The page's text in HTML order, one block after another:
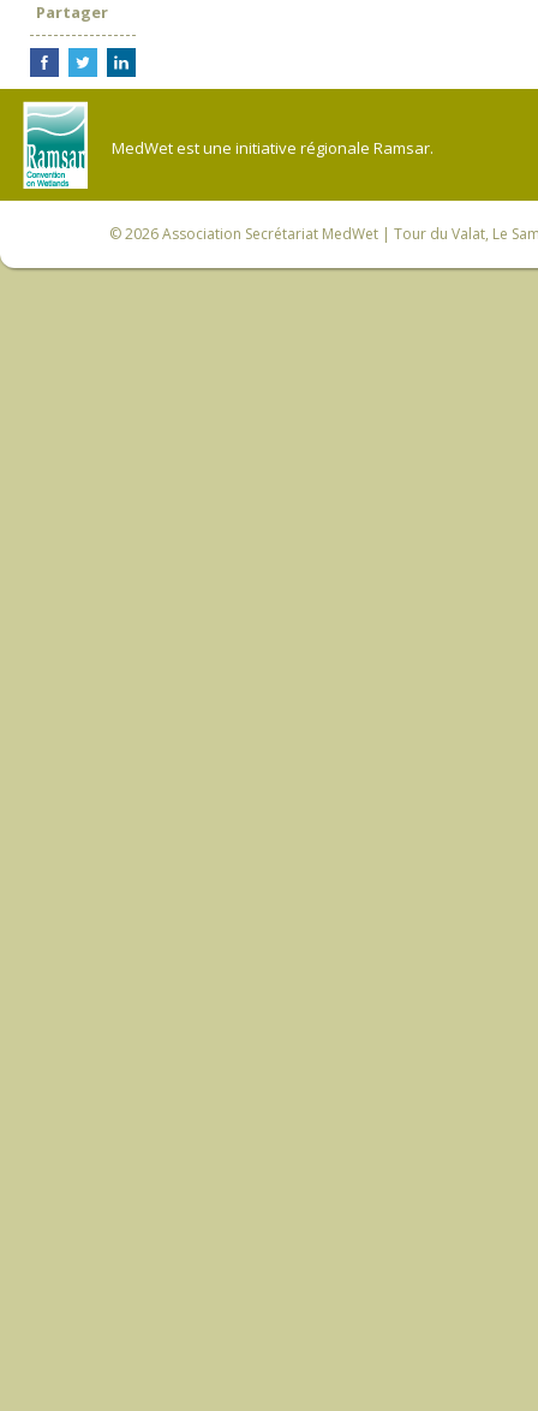
Partager
MedWet est une initiative régionale Ramsar.
© 2026Association Secrétariat MedWet | Tour du Valat, Le